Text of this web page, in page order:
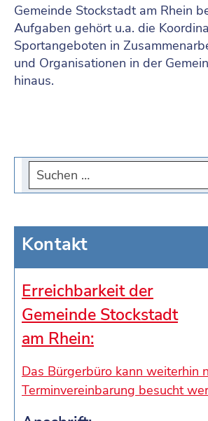
Gemeinde Stockstadt am Rhein
Aufgaben gehört u.a. die
Sportangeboten in
und Organisationen in der
hinaus.
Kontakt
Erreichbarkeit der
Gemeinde Stockstadt
am Rhein:
Das Bürgerbüro kann weiterhin
Terminvereinbarung besucht